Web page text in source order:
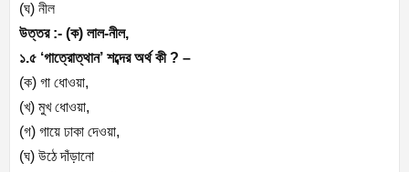
(ঘ) নীল
উত্তর :- (ক) লাল-নীল,
১.৫ ‘গাত্রোত্থান’ শব্দের অর্থ কী ? –
(ক) গা ধোওয়া,
(খ) মুখ ধোওয়া,
(গ) গায়ে ঢাকা দেওয়া,
(ঘ) উঠে দাঁড়ানো